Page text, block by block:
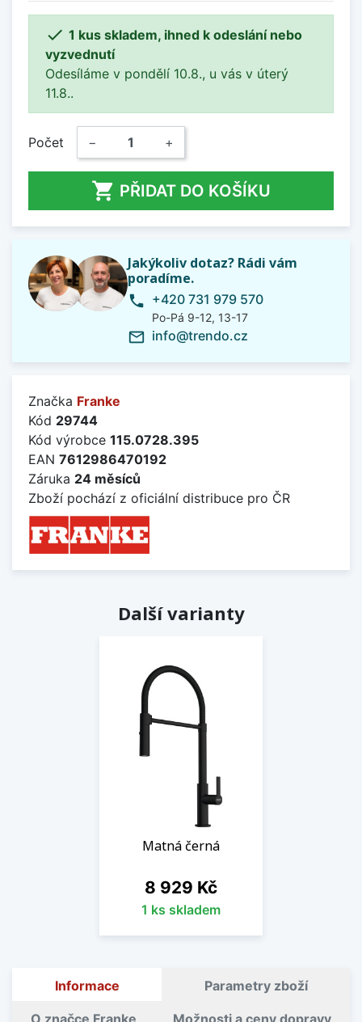
 1 kus skladem, ihned k odeslání nebo
vyzvednutí
Odesíláme v pondělí 10.8., u vás v úterý
11.8..
Počet − +
 PŘIDAT DO KOŠÍKU
Jakýkoliv dotaz? Rádi vám
poradíme.
phone +420 731 979 570
Po-Pá 9-12, 13-17
mail_outline info@trendo.cz
Značka Franke
Kód 29744
Kód výrobce 115.0728.395
EAN 7612986470192
Záruka 24 měsíců
Zboží pochází z oficiální distribuce pro ČR
Další varianty
Matná černá
Cena
8 929 Kč
1 ks skladem
Informace Parametry zboží